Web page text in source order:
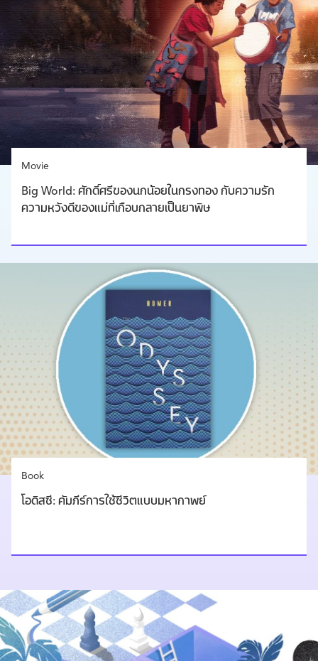
Movie
Big World: ศักดิ์ศรีของนกน้อยในกรงทอง กับความรัก
ความหวังดีของแม่ที่เกือบกลายเป็นยาพิษ
Book
โอดิสซี: คัมภีร์การใช้ชีวิตแบบมหากาพย์